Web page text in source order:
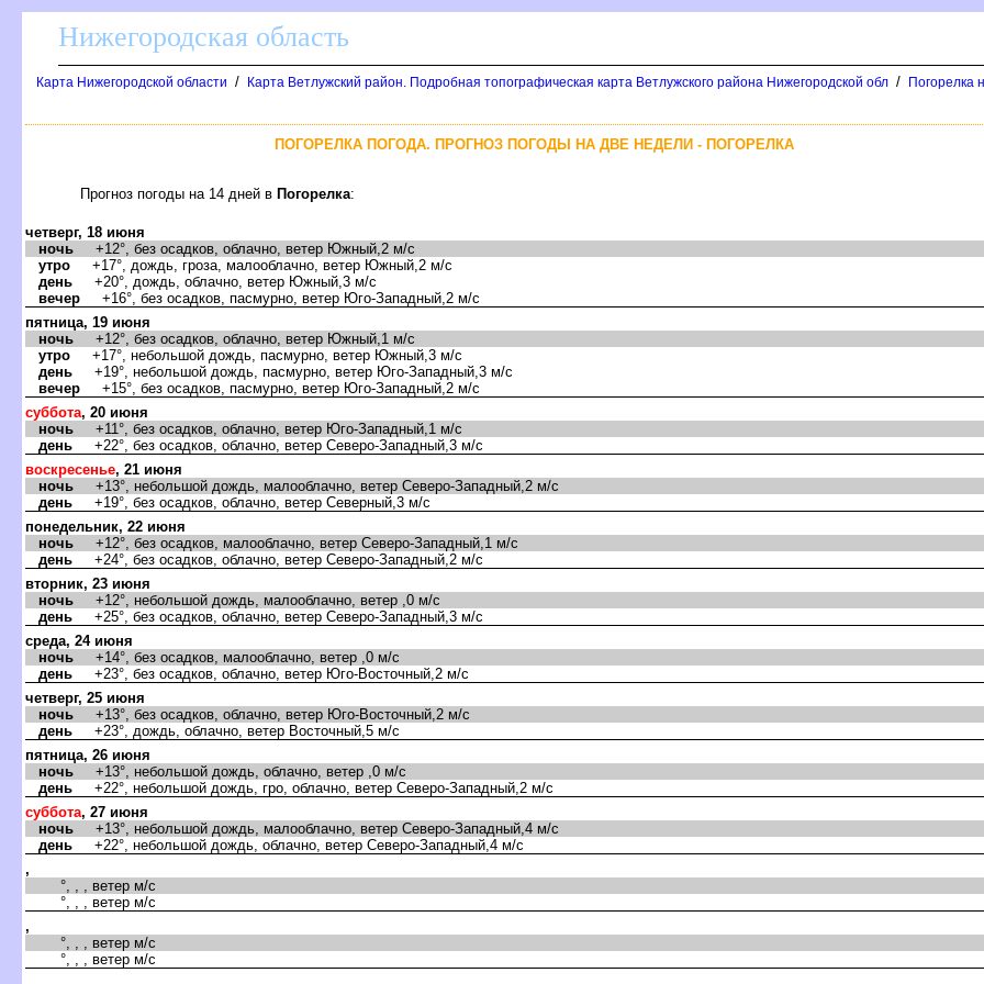
Нижегородская область
Карта Нижегородской области / Карта Ветлужский район. Подробная топографическая карта Ветлужского района Нижегородской обл / Погорелка
ПОГОРЕЛКА ПОГОДА. ПРОГНОЗ ПОГОДЫ НА ДВЕ НЕДЕЛИ - ПОГОРЕЛКА
Прогноз погоды на 14 дней Погорелка:
четверг, 18 июня
ночь +12°, без осадков, облачно, ветер Южный,2 м/с
утро +17°, дождь, гроза, малооблачно, ветер Южный,2 м/с
день +20°, дождь, облачно, ветер Южный,3 м/с
ечер +16°, без осадков, пасмурно, ветер Юго-Западный,2 м/с
пятница, 19 июня
ночь +12°, без осадков, облачно, ветер Южный,1 м/с
утро +17°, небольшой дождь, пасмурно, ветер Южный,3 м/с
день +19°, небольшой дождь, пасмурно, ветер Юго-Западный,3 м/с
ечер +15°, без осадков, пасмурно, ветер Юго-Западный,2 м/с
суббота, 20 июня
ночь +11°, без осадков, облачно, ветер Юго-Западный,1 м/с
день +22°, без осадков, облачно, ветер Северо-Западный,3 м/с
оскресенье, 21 июня
ночь +13°, небольшой дождь, малооблачно, ветер Северо-Западный,2 м/с
день +19°, без осадков, облачно, ветер Северный,3 м/с
понедельник, 22 июня
ночь +12°, без осадков, малооблачно, ветер Северо-Западный,1 м/с
день +24°, без осадков, облачно, ветер Северо-Западный,2 м/с
торник, 23 июня
ночь +12°, небольшой дождь, малооблачно, ветер ,0 м/с
день +25°, без осадков, облачно, ветер Северо-Западный,3 м/с
среда, 24 июня
ночь +14°, без осадков, малооблачно, ветер ,0 м/с
день +23°, без осадков, облачно, ветер Юго-Восточный,2 м/с
четверг, 25 июня
ночь +13°, без осадков, облачно, ветер Юго-Восточный,2 м/с
день +23°, дождь, облачно, ветер Восточный,5 м/с
пятница, 26 июня
ночь +13°, небольшой дождь, облачно, ветер ,0 м/с
день +22°, небольшой дождь, гро, облачно, ветер Северо-Западный,2 м/с
суббота, 27 июня
ночь +13°, небольшой дождь, малооблачно, ветер Северо-Западный,4 м/с
день +22°, небольшой дождь, облачно, ветер Северо-Западный,4 м/с
,
°, , , ветер м/с
°, , , ветер м/с
,
°, , , ветер м/с
°, , , ветер м/с